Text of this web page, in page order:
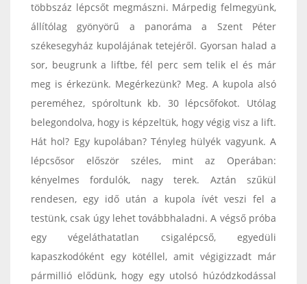
többszáz lépcsőt megmászni. Márpedig felmegyünk,
állítólag gyönyörű a panoráma a Szent Péter
székesegyház kupolájának tetejéről. Gyorsan halad a
sor, beugrunk a liftbe, fél perc sem telik el és már
meg is érkezünk. Megérkezünk? Meg. A kupola alsó
pereméhez, spóroltunk kb. 30 lépcsőfokot. Utólag
belegondolva, hogy is képzeltük, hogy végig visz a lift.
Hát hol? Egy kupolában? Tényleg hülyék vagyunk. A
lépcsősor először széles, mint az Operában:
kényelmes fordulók, nagy terek. Aztán szűkül
rendesen, egy idő után a kupola ívét veszi fel a
testünk, csak úgy lehet továbbhaladni. A végső próba
egy végeláthatatlan csigalépcső, egyedüli
kapaszkodóként egy kötéllel, amit végigizzadt már
pármillió elődünk, hogy egy utolsó húzódzkodással